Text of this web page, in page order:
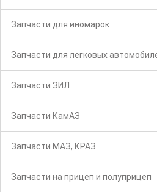
Запчасти для иномарок
Запчасти для легковых
Запчасти ЗИЛ
Запчасти КамАЗ
Запчасти МАЗ, КРАЗ
Запчасти на прицеп и полуприцеп